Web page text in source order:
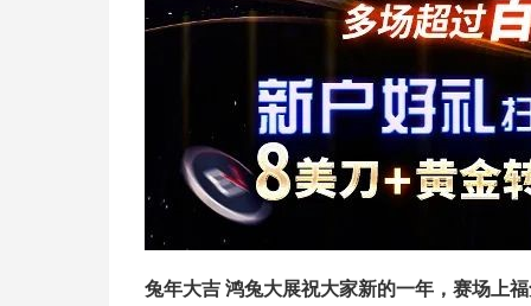
兔年大吉 鸿兔大展祝大家新的一年，赛场上